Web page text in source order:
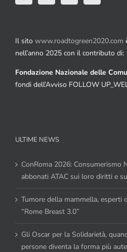
Il sito www.roadtogreen2020.com
nell’anno 2025 con il contributo di:
Fondazione Nazionale delle
fondi dell’Avviso FOLLOW
ULTIME NEWS
ConRoma 2026: Consumerismo
abbonati ATAC sui loro diritti e
Tumore della mammella, esperti
“Rome Breast 3.0”
Gli Oscar per la Solidarietà,
persone diventa la forma più